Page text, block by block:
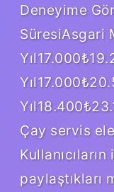
Deneyime
SüresiAsgari
Çay servis
paylaştıkları